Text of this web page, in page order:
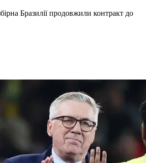
Бразилії продовжили контракт до